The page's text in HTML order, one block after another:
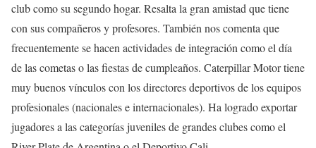
club como su segundo hogar. Resalta la gran amistad que tiene
con sus compañeros y profesores. También nos comenta que
frecuentemente se hacen actividades de integración como el día
de las cometas o las fiestas de cumpleaños. Caterpillar Motor tiene
muy buenos vínculos con los directores deportivos de los equipos
profesionales (nacionales e internacionales). Ha logrado exportar
jugadores a las categorías juveniles de grandes clubes como el